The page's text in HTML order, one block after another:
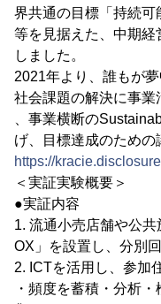
界共通の目標「持続
等を見据えた、中期
しました。
2021年より、誰もが
社会課題の解決に事業
、事業横断の
げ、目標達成のための
https://
＜実証実験概要＞
●実証内容
1. 流通小売店舗や公
OX」を設置し、分別
2. ICTを活用し、参加
・頻度を蓄積・分析